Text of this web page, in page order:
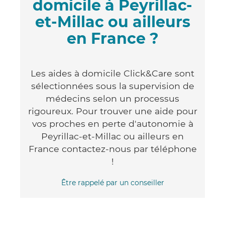
domicile à Peyrillac-
et-Millac ou ailleurs
en France ?
Les aides à domicile Click&Care sont
sélectionnées sous la supervision de
médecins selon un processus
rigoureux. Pour trouver une aide pour
vos proches en perte d'autonomie à
Peyrillac-et-Millac ou ailleurs en
France contactez-nous par téléphone
!
Être rappelé par un conseiller